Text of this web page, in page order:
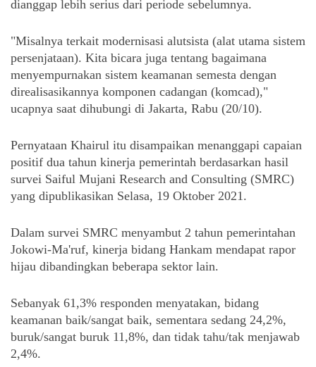
dianggap lebih serius dari periode sebelumnya.
"Misalnya terkait modernisasi alutsista (alat utama sistem
persenjataan). Kita bicara juga tentang bagaimana
menyempurnakan sistem keamanan semesta dengan
direalisasikannya komponen cadangan (komcad),"
ucapnya saat dihubungi di Jakarta, Rabu (20/10).
Pernyataan Khairul itu disampaikan menanggapi capaian
positif dua tahun kinerja pemerintah berdasarkan hasil
survei Saiful Mujani Research and Consulting (SMRC)
yang dipublikasikan Selasa, 19 Oktober 2021.
Dalam survei SMRC menyambut 2 tahun pemerintahan
Jokowi-Ma'ruf, kinerja bidang Hankam mendapat rapor
hijau dibandingkan beberapa sektor lain.
Sebanyak 61,3% responden menyatakan, bidang
keamanan baik/sangat baik, sementara sedang 24,2%,
buruk/sangat buruk 11,8%, dan tidak tahu/tak menjawab
2,4%.